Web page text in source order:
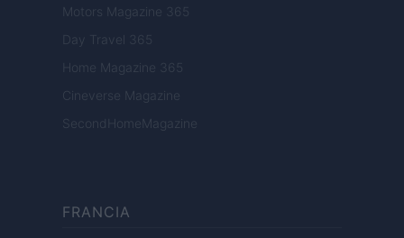
Motors Magazine 365
Day Travel 365
Home Magazine 365
Cineverse Magazine
SecondHomeMagazine
FRANCIA